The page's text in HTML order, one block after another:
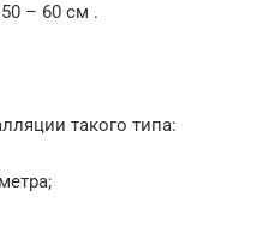
– 60 см .
такого типа: